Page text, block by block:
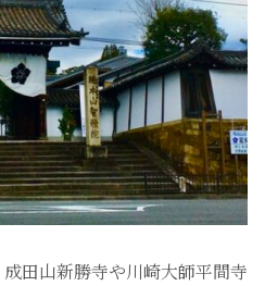
田山新勝寺や川崎大師平間寺